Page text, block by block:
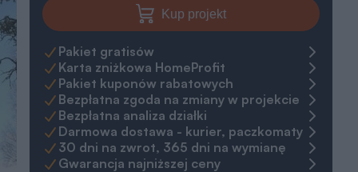
Kup projekt
Pakiet gratisów
Karta zniżkowa HomeProfit
Pakiet kuponów rabatowych
Bezpłatna zgoda na zmiany w projekcie
Bezpłatna analiza działki
Darmowa dostawa - kurier, paczkomaty
30 dni na zwrot, 365 dni na wymianę
Gwarancja najniższej ceny